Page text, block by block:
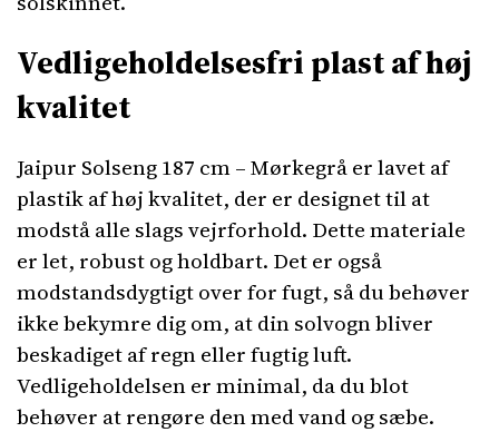
Vedligeholdelsesfri plast af høj
kvalitet
Jaipur Solseng 187 cm – Mørkegrå er lavet af
plastik af høj kvalitet, der er designet til at
modstå alle slags vejrforhold. Dette materiale
er let, robust og holdbart. Det er også
modstandsdygtigt over for fugt, så du behøver
ikke bekymre dig om, at din solvogn bliver
beskadiget af regn eller fugtig luft.
Vedligeholdelsen er minimal, da du blot
behøver at rengøre den med vand og sæbe.